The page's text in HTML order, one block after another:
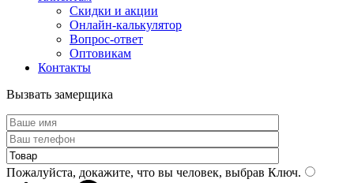
Скидки и акции
Онлайн-калькулятор
Вопрос-ответ
Оптовикам
Контакты
Вызвать замерщика
Пожалуйста, докажите, что вы человек, выбрав Ключ.